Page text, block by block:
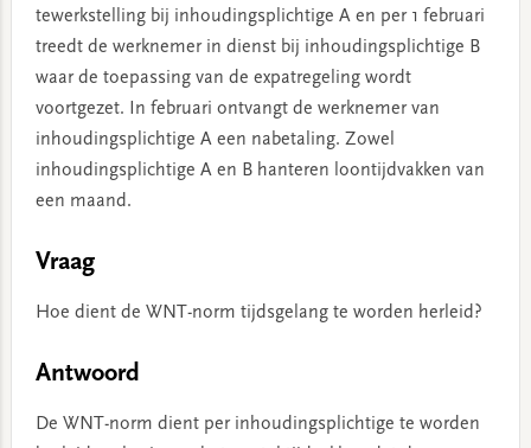
tewerkstelling bij inhoudingsplichtige A en per 1 februari
treedt de werknemer in dienst bij inhoudingsplichtige B
waar de toepassing van de expatregeling wordt
voortgezet. In februari ontvangt de werknemer van
inhoudingsplichtige A een nabetaling. Zowel
inhoudingsplichtige A en B hanteren loontijdvakken van
een maand.
Vraag
Hoe dient de WNT-norm tijdsgelang te worden herleid?
Antwoord
De WNT-norm dient per inhoudingsplichtige te worden